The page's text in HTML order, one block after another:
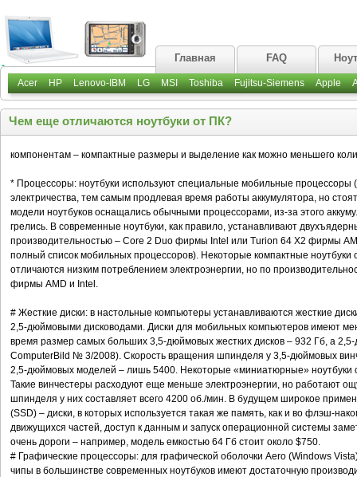
Главная FAQ
Acer HP Lenovo-IBM LG MSI Toshiba Fujitsu-Siemens Apple
Чем еще отличаются ноутбуки от ПК?
компонентам – компактные размеры и выделение как можно меньшего
* Процессоры: ноутбуки используют специальные мобильные процессоры
электричества, тем самым продлевая время работы аккумулятора, но
модели ноутбуков оснащались обычными процессорами, из-за этого
грелись. В современные ноутбуки, как правило, устанавливают
производительностью – Core 2 Duo фирмы Intel или Turion 64 X2 фирмы
полный список мобильных процессоров). Некоторые компактные
отличаются низким потреблением электроэнергии, но по
фирмы AMD и Intel.
# Жесткие диски: в настольные компьютеры устанавливаются жесткие
2,5-дюймовыми дисководами. Диски для мобильных компьютеров имеют
время размер самых больших 3,5-дюймовых жестких дисков – 932 Гб, а
ComputerBild № 3/2008). Скорость вращения шпинделя у 3,5-дюймовых
2,5-дюймовых моделей – лишь 5400. Некоторые «миниатюрные»
Такие винчестеры расходуют еще меньше электроэнергии, но работают
шпинделя у них составляет всего 4200 об./мин. В будущем широкое
(SSD) – диски, в которых используется такая же память, как и во флэш-
движущихся частей, доступ к данным и запуск операционной системы
очень дороги – например, модель емкостью 64 Гб стоит около $750.
# Графические процессоры: для графической оболочки Aero (Windows
чипы в большинстве современных ноутбуков имеют достаточную